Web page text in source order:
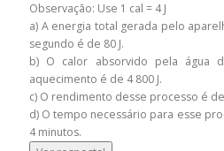
Observação: Use 1 cal = 4 J
a) A energia total gerada pelo
segundo é de 80 J.
b) O calor absorvido pela água
aquecimento é de 4 800 J.
c) O rendimento desse processo é
d) O tempo necessário para esse
4 minutos.